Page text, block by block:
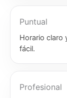
Puntual
Horario claro
fácil.
Profesional